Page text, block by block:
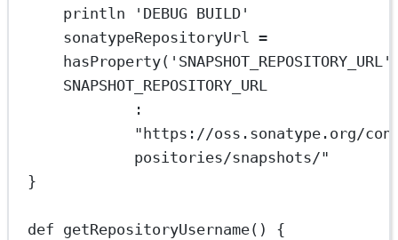
println
'DEBUG BUILD'
sonatypeRepositoryUrl =
hasProperty( 'SNAPSHOT_REPOSITORY_URL'
SNAPSHOT_REPOSITORY_URL
"https://oss.sonatype.org/
positories/snapshots/"
}
def getRepositoryUsername() {